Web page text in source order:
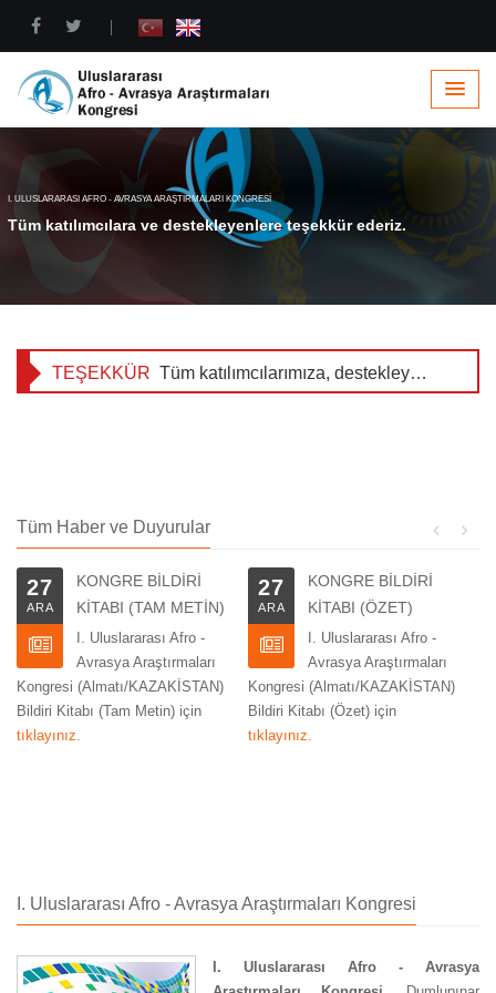
|
TEŞEKKÜR Tüm katılımcılarımıza, destekleyen kuruluşlara teşekkür ederiz. Nisan 2017'de Malaga'da görüşmek dileğiyle.
Tüm Haber ve Duyurular
27
ARA
KONGRE BİLDİRİ
KİTABI (TAM METİN)
I. Uluslararası Afro -
Avrasya Araştırmaları
Kongresi (Almatı/KAZAKİSTAN)
Bildiri Kitabı (Tam Metin) için
tıklayınız.
27
ARA
KONGRE BİLDİRİ
KİTABI (ÖZET)
I. Uluslararası Afro -
Avrasya Araştırmaları
Kongresi (Almatı/KAZAKİSTAN)
Bildiri Kitabı (Özet) için
tıklayınız.
I. Uluslararası Afro - Avrasya Araştırmaları Kongresi
I. Uluslararası Afro - Avrasya